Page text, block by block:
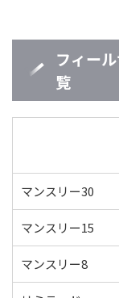
フィー
覧
マンスリー30
マンスリー15
マンスリー8